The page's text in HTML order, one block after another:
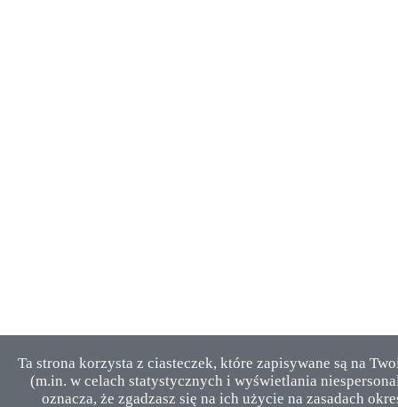
Ta strona korzysta z ciasteczek, które zapisywane są na
(m.in. w celach statystycznych i wyświetlania
oznacza, że zgadzasz się na ich użycie na zasadach